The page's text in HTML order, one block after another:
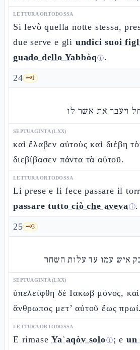
LETTURA ORTODOSSA
Si levò quella notte stessa,
due serve e gli undici suoi
guado dello Yabbòqⓘ.
24 🗝️1
ויעבר את אשר לו
SEPTUAGINTA (LXX)
καὶ ἔλαβεν αὐτοὺς καὶ διέβη
διεβίβασεν πάντα τὰ αὐτοῦ.
LETTURA ORTODOSSA
Li prese e li fece passare il
passare tutto ciò che avevaⓘ.
25 🗝️3
איש עמו עד עלות השחר
SEPTUAGINTA (LXX)
ὑπελείφθη δὲ Ιακωβ μόνος,
ἄνθρωπος μετ’ αὐτοῦ ἕως πρωί.
LETTURA ORTODOSSA
E rimaseYaʿaqòv soloⓘ; e un